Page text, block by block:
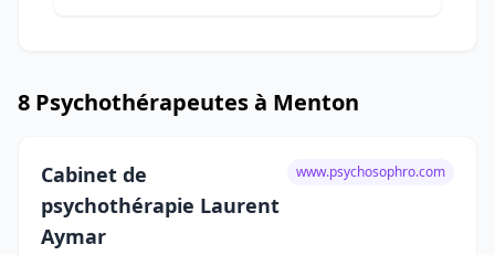
8 Psychothérapeutes à Menton
Cabinet de
psychothérapie Laurent
Aymar
www.psychosophro.com